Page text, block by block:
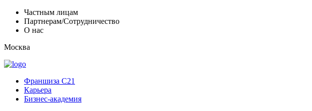
Частным лицам
Партнерам/Сотрудничество
О нас
Москва
Франшиза C21
Карьера
Бизнес-академия